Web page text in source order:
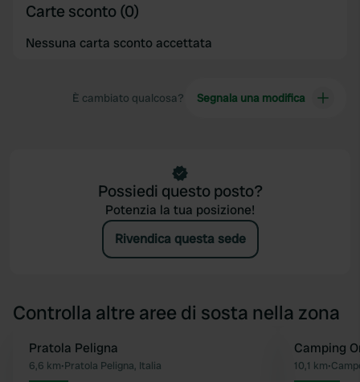
Carte sconto (0)
Nessuna carta sconto accettata
È cambiato qualcosa? Segnala una modifica
Possiedi questo posto?
Potenzia la tua posizione!
Rivendica questa sede
Controlla altre aree di sosta nella zona
Preferito
Pratola Peligna
6,6 km•Pratola Peligna, Italia
Camping
10,1 km•